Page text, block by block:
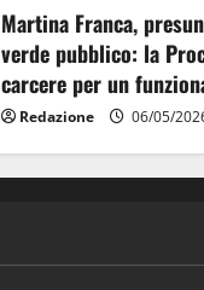
Martina Franca,
verde pubblico: la
carcere per un
Redazione 06/05/